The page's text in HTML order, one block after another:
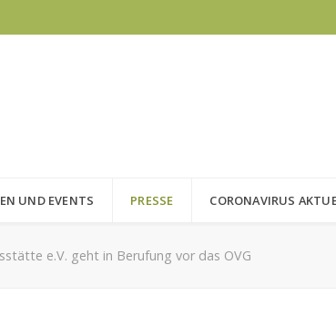
UND EVENTS PRESSE CORONAVIRUS
e.V. geht in Berufung vor das OVG